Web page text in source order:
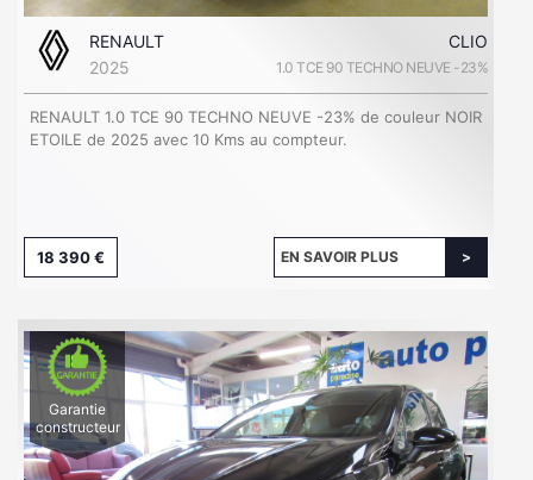
RENAULT
CLIO
2025
1.0 TCE 90 TECHNO NEUVE -23%
RENAULT 1.0 TCE 90 TECHNO NEUVE -23% de couleur NOIR
ETOILE de 2025 avec 10 Kms au compteur.
18 390 € EN SAVOIR PLUS
Garantie
constructeur